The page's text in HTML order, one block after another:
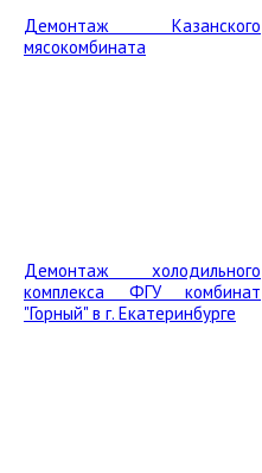
Демонтаж Казанского
мясокомбината
Демонтаж холодильного
комплекса ФГУ комбинат
"Горный" в г. Екатеринбурге